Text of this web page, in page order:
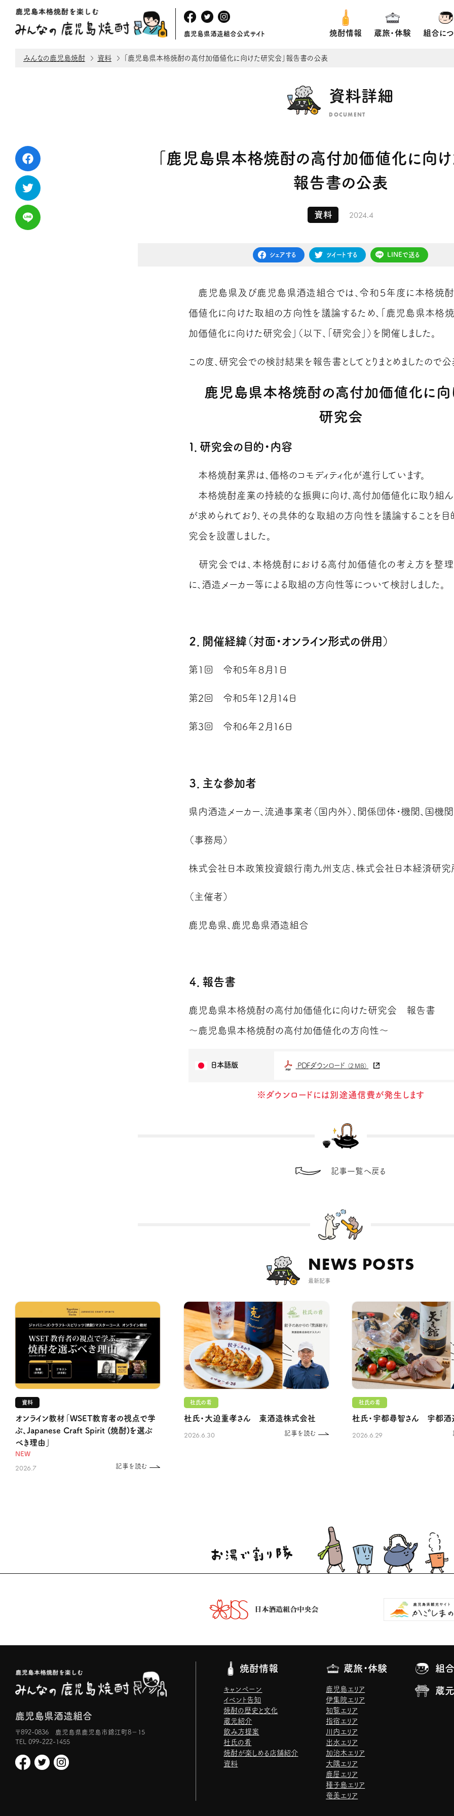
鹿児島県酒造組合公式サイト 焼酎情報 蔵旅・体験 組合に
みんなの鹿児島焼酎 資料 「鹿児島県本格焼酎の高付加価値化に向けた研究会」報告書の公表
資料詳細
DOCUMENT
「鹿児島県本格焼酎の高付加価値化に向け
報告書の公表
資料 2024.4
シェアする ツイートする LINEで送る
鹿児島県及び鹿児島県酒造組合では、令和５年度に本格焼
価値化に向けた取組の方向性を議論するため、「鹿児島県本格
加価値化に向けた研究会」（以下、「研究会」）を開催しました。
この度、研究会での検討結果を報告書としてとりまとめましたので公
鹿児島県本格焼酎の高付加価値化に向
研究会
１．研究会の目的・内容
本格焼酎業界は、価格のコモディティ化が進行しています。
本格焼酎産業の持続的な振興に向け、高付加価値化に取り組ん
が求められており、その具体的な取組の方向性を議論することを目
究会を設置しました。
研究会では、本格焼酎における高付加価値化の考え方を整理
に、酒造メーカー等による取組の方向性等について検討しました。
２．開催経緯（対面・オンライン形式の併用）
第1回 令和5年８月1日
第2回 令和5年12月14日
第3回 令和6年２月16日
３．主な参加者
県内酒造メーカー、流通事業者（国内外）、関係団体・機関、国機関
（事務局）
株式会社日本政策投資銀行南九州支店、株式会社日本経済研究
（主催者）
鹿児島県、鹿児島県酒造組合
４．報告書
鹿児島県本格焼酎の高付加価値化に向けた研究会 報告書
～鹿児島県本格焼酎の高付加価値化の方向性～
日本語版 PDFダウンロード （2 MB）
※ダウンロードには別途通信費が発生します
記事一覧へ戻る
NEWS POSTS
最新記事
資料
オンライン教材「WSET教育者の視点で学
ぶ、Japanese Craft Spirit (焼酎)を選ぶ
べき理由」
NEW
2026.7 記事を読む
杜氏の肴
杜氏・大迫重孝さん 東酒造株式会社
2026.6.30 記事を読む
杜氏の肴
杜氏・宇都尋智さん 宇都酒
2026.6.29
鹿児島県酒造組合
〒892-0836 鹿児島県鹿児島市錦江町8−15
TEL 099-222-1455
焼酎情報
キャンペーン
イベント告知
焼酎の歴史と文化
蔵元紹介
飲み方提案
杜氏の肴
焼酎が楽しめる店舗紹介
資料
蔵旅・体験
鹿児島エリア
伊集院エリア
知覧エリア
指宿エリア
川内エリア
出水エリア
加治木エリア
大隅エリア
鹿屋エリア
種子島エリア
奄美エリア
組
蔵